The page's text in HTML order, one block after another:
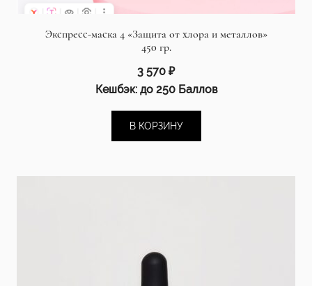
Экспресс-маска 4 «Защита от хлора и металлов»
450 гр.
3 570 ₽
Кешбэк:до 250 Баллов
В КОРЗИНУ